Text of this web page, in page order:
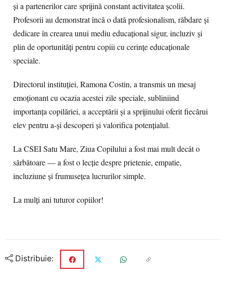
și a partenerilor care sprijină constant activitatea școlii.
Profesorii au demonstrat încă o dată profesionalism, răbdare și
dedicare în crearea unui mediu educațional sigur, incluziv și
plin de oportunități pentru copiii cu cerințe educaționale
speciale.
Directorul instituției, Ramona Costin, a transmis un mesaj
emoționant cu ocazia acestei zile speciale, subliniind
importanța copilăriei, a acceptării și a sprijinului oferit fiecărui
elev pentru a-și descoperi și valorifica potențialul.
La CSEI Satu Mare, Ziua Copilului a fost mai mult decât o
sărbătoare — a fost o lecție despre prietenie, empatie,
incluziune și frumusețea lucrurilor simple.
La mulți ani tuturor copiilor!
Distribuie: